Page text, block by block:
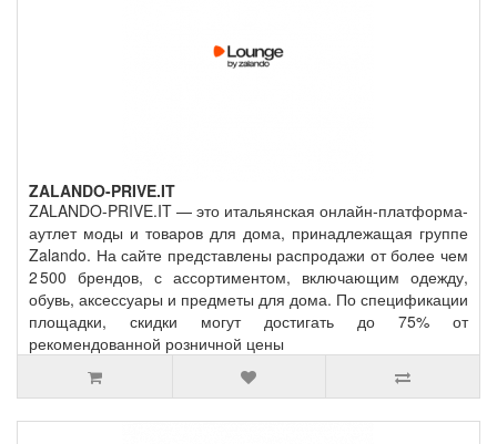
ZALANDO-PRIVE.IT
ZALANDO-PRIVE.IT — это итальянская онлайн‑платформа-
аутлет моды и товаров для дома, принадлежащая группе
Zalando. На сайте представлены распродажи от более чем
2 500 брендов, с ассортиментом, включающим одежду,
обувь, аксессуары и предметы для дома. По спецификации
площадки, скидки могут достигать до 75% от
рекомендованной розничной цены